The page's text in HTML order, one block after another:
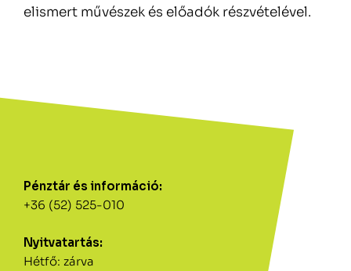
Pénztár és információ:
+36 (52) 525-010
Nyitvatartás:
Hétfő: zárva
elismert művészek és előadók részvételével.